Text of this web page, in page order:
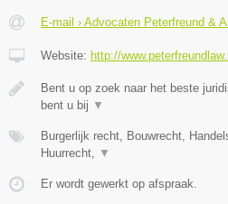
E-mail › Advocaten Peterfreund &
Website: http://
Bent u op zoek naar het beste
bent u bij ▼
Burgerlijk recht, Bouwrecht,
Huurrecht,
▼
Er wordt gewerkt op afspraak.